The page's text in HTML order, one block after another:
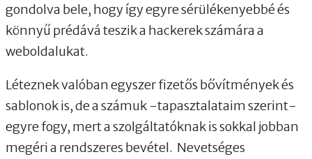
gondolva bele, hogy így egyre sérülékenyebbé és
könnyű prédává teszik a hackerek számára a
weboldalukat.
Léteznek valóban egyszer fizetős bővítmények és
sablonok is, de a számuk -tapasztalataim szerint-
egyre fogy, mert a szolgáltatóknak is sokkal jobban
megéri a rendszeres bevétel. Nevetséges